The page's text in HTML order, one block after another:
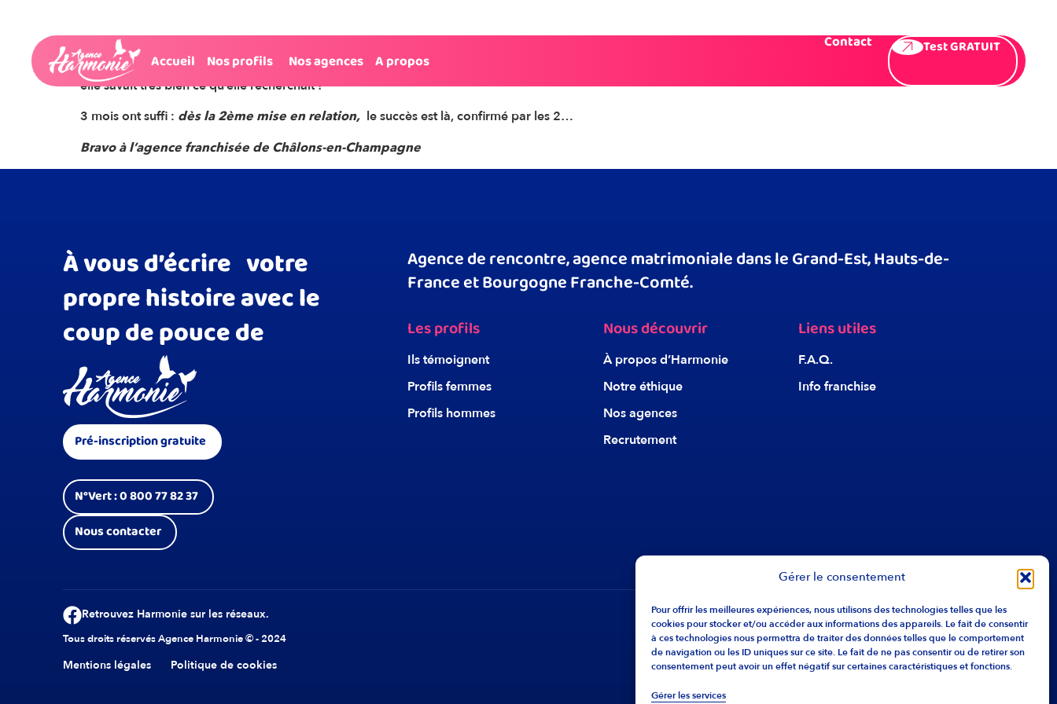
Gérer le consentement
Pour offrir les meilleures expériences, nous utilisons des technologies telles que les
cookies pour stocker et/ou accéder aux informations des appareils. Le fait de consentir
à ces technologies nous permettra de traiter des données telles que le comportement
de navigation ou les ID uniques sur ce site. Le fait de ne pas consentir ou de retirer son
consentement peut avoir un effet négatif sur certaines caractéristiques et fonctions.
Gérer les services
Accueil Nos profils Nos agences A propos
Contact Test GRATUIT
Très sélective elle refuse 90% des profils
pourtant pré-sélectionnés par sa conseillère car…
elle savait très bien ce qu’elle recherchait !
3 mois ont suffi : dès la 2ème mise en relation, le succès est là, confirmé par les 2…
Bravo à l’agence franchisée de Châlons-en-Champagne
À vous d’écrire votre
propre histoire avec le
coup de pouce de
Pré-inscription gratuite
N°Vert : 0 800 77 82 37
Nous contacter
Agence de rencontre, agence matrimoniale dans le Grand-Est, Hauts-de-
France et Bourgogne Franche-Comté.
Les profils
Ils témoignent
Profils femmes
Profils hommes
Nous découvrir
À propos d’Harmonie
Notre éthique
Nos agences
Recrutement
Liens utiles
F.A.Q.
Info franchise
Retrouvez Harmonie sur les réseaux.
Tous droits réservés Agence Harmonie © - 2024
Mentions légales Politique de cookies